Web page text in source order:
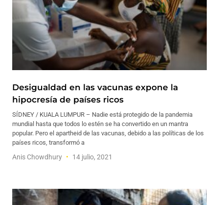
Desigualdad en las vacunas expone la
hipocresía de países ricos
SÍDNEY / KUALA LUMPUR – Nadie está protegido de la pandemia
mundial hasta que todos lo estén se ha convertido en un mantra
popular. Pero el apartheid de las vacunas, debido a las políticas de los
países ricos, transformó a
Anis Chowdhury 14 julio, 2021